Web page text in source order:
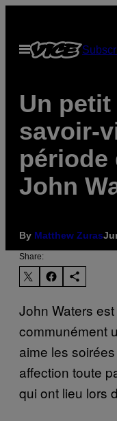
content
Open
Menu
Un
savoir-
période
John
By Matthew Zuras
Share:
John Waters
communément
aime les
affection toute
qui ont lieu lors